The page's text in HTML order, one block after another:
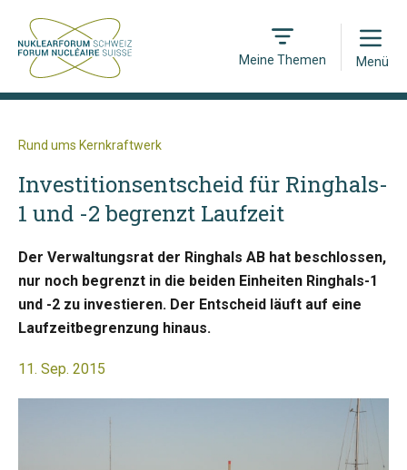
Meine Themen
Open
Menü
Rund ums Kernkraftwerk
Investitionsentscheid für Ringhals-
1 und -2 begrenzt Laufzeit
Der Verwaltungsrat der Ringhals AB hat beschlossen,
nur noch begrenzt in die beiden Einheiten Ringhals-1
und -2 zu investieren. Der Entscheid läuft auf eine
Laufzeitbegrenzung hinaus.
11. Sep. 2015